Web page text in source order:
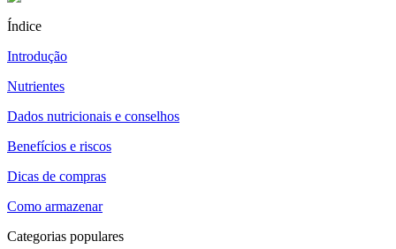
Índice
Introdução
Nutrientes
Dados nutricionais e conselhos
Benefícios e riscos
Dicas de compras
Como armazenar
Categorias populares